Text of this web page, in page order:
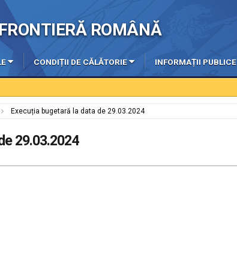
ROMÂNĂ
CONDIȚII DE CĂLĂTORIE INFORMAȚII PUBLICE
Execuția bugetară la data de 29.03.2024
29.03.2024